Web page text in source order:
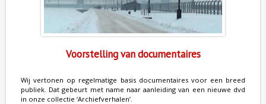
Voorstelling van documentaires
Wij vertonen op regelmatige basis documentaires voor een breed
publiek. Dat gebeurt met name naar aanleiding van een nieuwe dvd
in onze collectie ‘Archiefverhalen’.